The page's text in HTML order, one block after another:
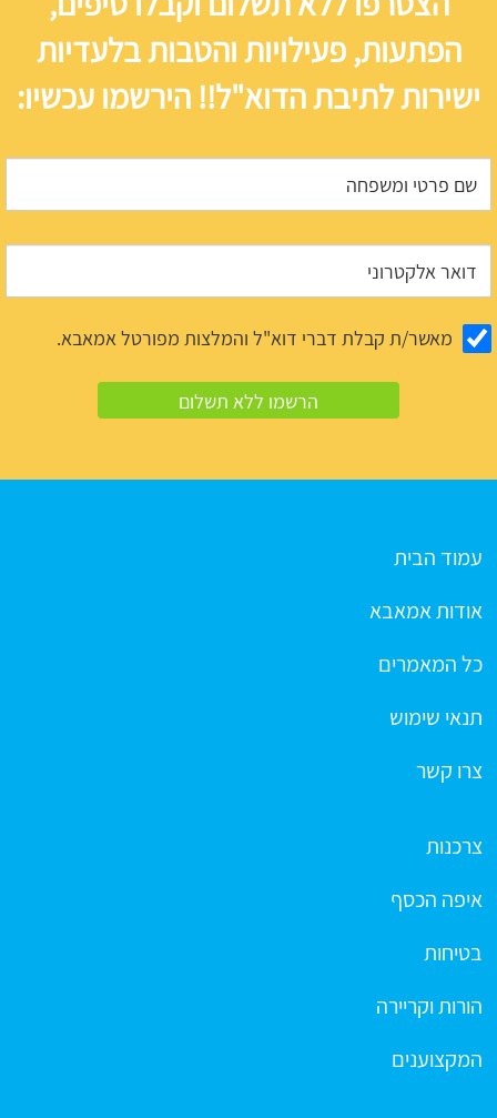
הפתעות, פעילויות והטבות בלעדיות
ישירות לתיבת הדוא"ל!! הירשמו עכשיו:
מאשר/ת קבלת דברי דוא"ל והמלצות מפורטל אמאבא.
עמוד הבית
אודות אמאבא
כל המאמרים
תנאי שימוש
צרו קשר
צרכנות
איפה הכסף
בטיחות
הורות וקריירה
המקצוענים